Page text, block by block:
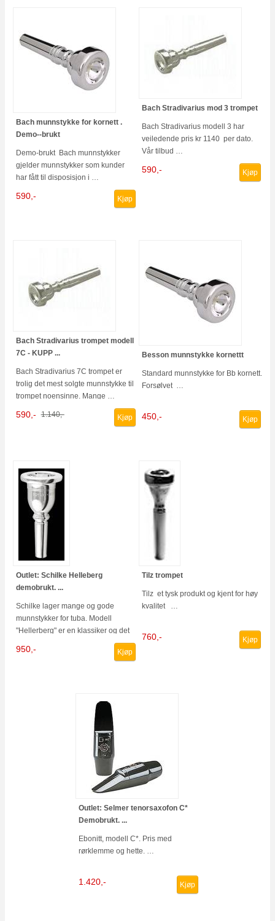
Bach munnstykke for kornett .
Demo--brukt
Demo-brukt Bach munnstykker
gjelder munnstykker som kunder
har fått til disposisjon i …
590,- Kjøp
Bach Stradivarius mod 3 trompet
Bach Stradivarius modell 3 har
veiledende pris kr 1140 per dato.
Vår tilbud …
590,- Kjøp
Bach Stradivarius trompet modell
7C - KUPP ...
Bach Stradivarius 7C trompet er
trolig det mest solgte munnstykke til
trompet noensinne. Mange …
590,- 1.140,- Kjøp
Besson munnstykke kornettt
Standard munnstykke for Bb kornett.
Forsølvet …
450,- Kjøp
Outlet: Schilke Helleberg
demobrukt. ...
Schilke lager mange og gode
munnstykker for tuba. Modell
"Hellerberg" er en klassiker og det
950,- Kjøp
Tilz trompet
Tilz et tysk produkt og kjent for høy
kvalitet …
760,- Kjøp
Outlet: Selmer tenorsaxofon C*
Demobrukt. ...
Ebonitt, modell C*. Pris med
rørklemme og hette. …
1.420,- Kjøp